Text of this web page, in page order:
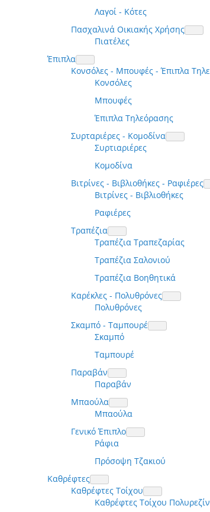
Λαγοί - Κότες
Πασχαλινά Οικιακής Χρήσης
Πιατέλες
Έπιπλα
Κονσόλες - Μπουφές - Έπιπλα
Κονσόλες
Μπουφές
Έπιπλα Τηλεόρασης
Συρταριέρες - Κομοδίνα
Συρτιαριέρες
Κομοδίνα
Βιτρίνες - Βιβλιοθήκες - Ραφιέρες
Βιτρίνες - Βιβλιοθήκες
Ραφιέρες
Τραπέζια
Τραπέζια Τραπεζαρίας
Τραπέζια Σαλονιού
Τραπέζια Βοηθητικά
Καρέκλες - Πολυθρόνες
Πολυθρόνες
Σκαμπό - Ταμπουρέ
Σκαμπό
Ταμπουρέ
Παραβάν
Παραβάν
Μπαούλα
Μπαούλα
Γενικό Έπιπλο
Ράφια
Πρόσοψη Τζακιού
Καθρέφτες
Καθρέφτες Τοίχου
Καθρέφτες Τοίχου